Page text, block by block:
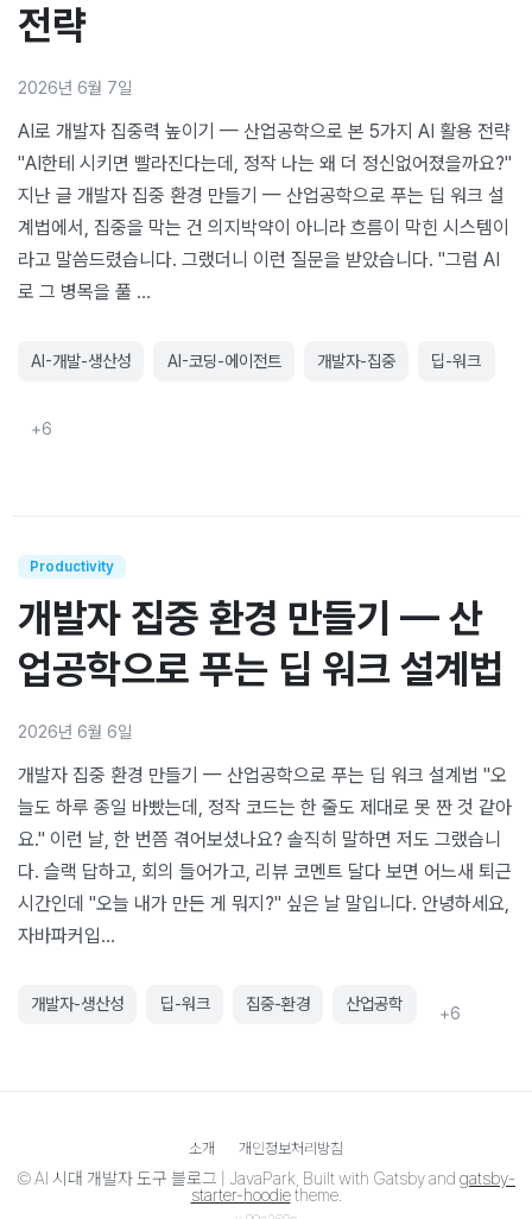
전략
2026년 6월 7일
AI로 개발자 집중력 높이기 — 산업공학으로 본 5가지 AI 활용 전략
"AI한테 시키면 빨라진다는데, 정작 나는 왜 더 정신없어졌을까요?"
지난 글 개발자 집중 환경 만들기 — 산업공학으로 푸는 딥 워크 설
계법에서, 집중을 막는 건 의지박약이 아니라 흐름이 막힌 시스템이
라고 말씀드렸습니다. 그랬더니 이런 질문을 받았습니다. "그럼 AI
로 그 병목을 풀 …
AI-개발-생산성 AI-코딩-에이전트 개발자-집중 딥-워크
+6
Productivity
개발자 집중 환경 만들기 — 산
업공학으로 푸는 딥 워크 설계법
2026년 6월 6일
개발자 집중 환경 만들기 — 산업공학으로 푸는 딥 워크 설계법 "오
늘도 하루 종일 바빴는데, 정작 코드는 한 줄도 제대로 못 짠 것 같아
요." 이런 날, 한 번쯤 겪어보셨나요? 솔직히 말하면 저도 그랬습니
다. 슬랙 답하고, 회의 들어가고, 리뷰 코멘트 달다 보면 어느새 퇴근
시간인데 "오늘 내가 만든 게 뭐지?" 싶은 날 말입니다. 안녕하세요,
자바파커입…
개발자-생산성 딥-워크 집중-환경 산업공학 +6
소개 개인정보처리방침
©AI 시대 개발자 도구 블로그 | JavaPark, Built with Gatsby and gatsby-
starter-hoodietheme.